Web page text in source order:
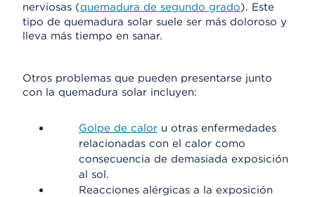
nerviosas (quemadura de segundo grado). Este
tipo de quemadura solar suele ser más doloroso y
lleva más tiempo en sanar.
Otros problemas que pueden presentarse junto
con la quemadura solar incluyen:
Golpe de calor u otras enfermedades
relacionadas con el calor como
consecuencia de demasiada exposición
al sol.
Reacciones alérgicas a la exposición